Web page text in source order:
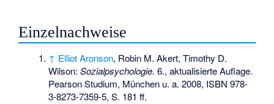
Einzelnachweise
↑ Elliot Aronson, Robin M. Akert, Timothy D.
Wilson:Sozialpsychologie. 6., aktualisierte Auflage.
Pearson Studium, München u. a. 2008, ISBN 978-
3-8273-7359-5, S. 181 ff.